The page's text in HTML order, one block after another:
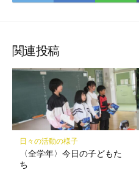
で
ア
て
ク
マ
ー
ク
に
存
で
関連投稿
日々の活動の様子
〈全学年〉今日の子どもた
ち